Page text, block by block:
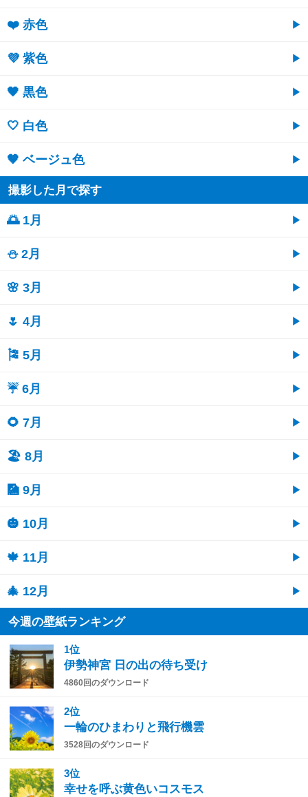
❤️ 赤色
💜 紫色
🖤 黒色
🤍 白色
🤎 ベージュ色
撮影した月で探す
🌅 1月
⛄ 2月
🌸 3月
🌷 4月
🎏 5月
☔ 6月
🌻 7月
🏖 8月
🎑 9月
🎃 10月
🍁 11月
🎄 12月
今週の壁紙ランキング
1位
伊勢神宮 日の出の待ち受け
4860回のダウンロード
2位
一輪のひまわりと飛行機雲
3528回のダウンロード
3位
幸せを呼ぶ黄色いコスモス